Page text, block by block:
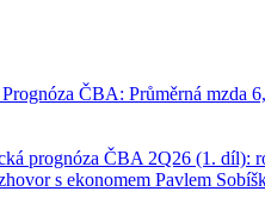
Prognóza ČBA: Průměrná mzda
prognóza ČBA 2Q26 (1. díl):
s ekonomem Pavlem